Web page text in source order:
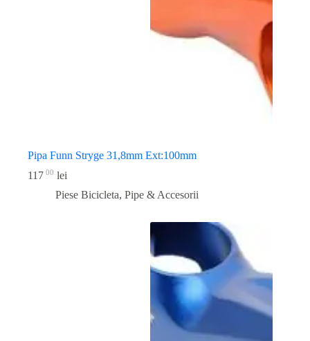
Pipa Funn Stryge 31,8mm Ext:100mm
117 00 lei
Piese Bicicleta, Pipe & Accesorii